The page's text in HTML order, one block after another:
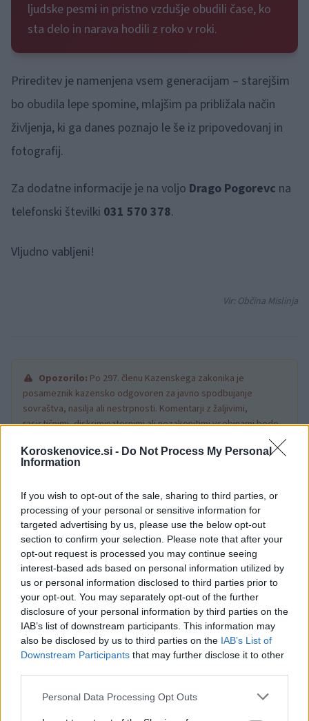
Koroskenovice.si - Do Not Process My Personal
Information
If you wish to opt-out of the sale, sharing to third parties, or
processing of your personal or sensitive information for
targeted advertising by us, please use the below opt-out
section to confirm your selection. Please note that after your
opt-out request is processed you may continue seeing
interest-based ads based on personal information utilized by
us or personal information disclosed to third parties prior to
your opt-out. You may separately opt-out of the further
disclosure of your personal information by third parties on the
IAB’s list of downstream participants. This information may
also be disclosed by us to third parties on the IAB’s List of
Downstream Participants that may further disclose it to other
Please note that this website/app uses one or more Google
Personal Data Processing Opt Outs
ljudske pesmi in pristno vzdušje obudili čase, ko
sta delo in narava hodili z roko v roki.
Prireditev je namenjena vsem generacijam – starejšim
bo obudila lepe spomine, mlajšim pa približala način
življenja, ki ga danes poznajo le še iz pripovedovanj in
fotografij.
Za dodatne informacije je na voljo Drago Pogorevc na
telefonski številki 031 570 378.
Vljudno vabljeni!
Vir: Občina Mislinja
Opozorilo: Po 297. členu Kazenskega zakonika je
posameznik kazensko odgovoren za javno spodbujanje
sovraštva, nasilja ali nestrpnosti. Komentarji z žaljivimi,
rasističnimi, diskriminatornimi ali nezakonitimi vsebinami bodo
Občine: Mislinja
Novice Novice
Ključne besede: Mislinja
komisija
tako smo delali nekoč
td mislinja